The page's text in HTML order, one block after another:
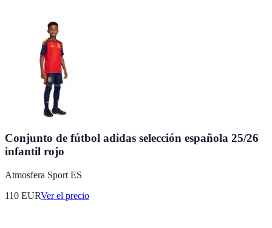
Conjunto de fútbol adidas selección española 25/26
infantil rojo
Atmosfera Sport ES
110 EURVer el precio